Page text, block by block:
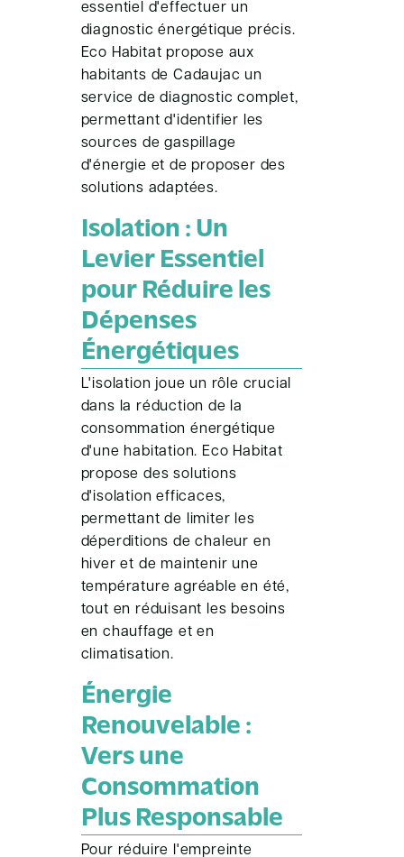
essentiel d'effectuer un
diagnostic énergétique précis.
Eco Habitat propose aux
habitants de Cadaujac un
service de diagnostic complet,
permettant d'identifier les
sources de gaspillage
d'énergie et de proposer des
solutions adaptées.
Isolation : Un
Levier Essentiel
pour Réduire les
Dépenses
Énergétiques
L'isolation joue un rôle crucial
dans la réduction de la
consommation énergétique
d'une habitation. Eco Habitat
propose des solutions
d'isolation efficaces,
permettant de limiter les
déperditions de chaleur en
hiver et de maintenir une
température agréable en été,
tout en réduisant les besoins
en chauffage et en
climatisation.
Énergie
Renouvelable :
Vers une
Consommation
Plus Responsable
Pour réduire l'empreinte